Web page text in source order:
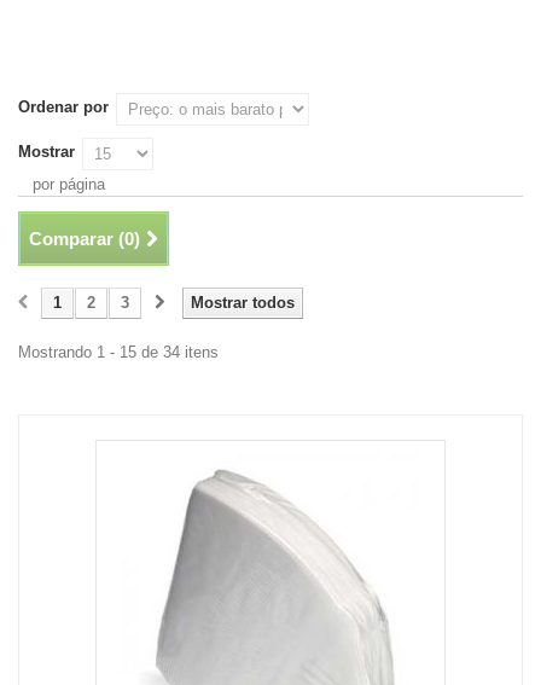
Ordenar por
Mostrar
por página
Comparar (0)
Mostrar todos
1 2 3
Mostrando 1 - 15 de 34 itens